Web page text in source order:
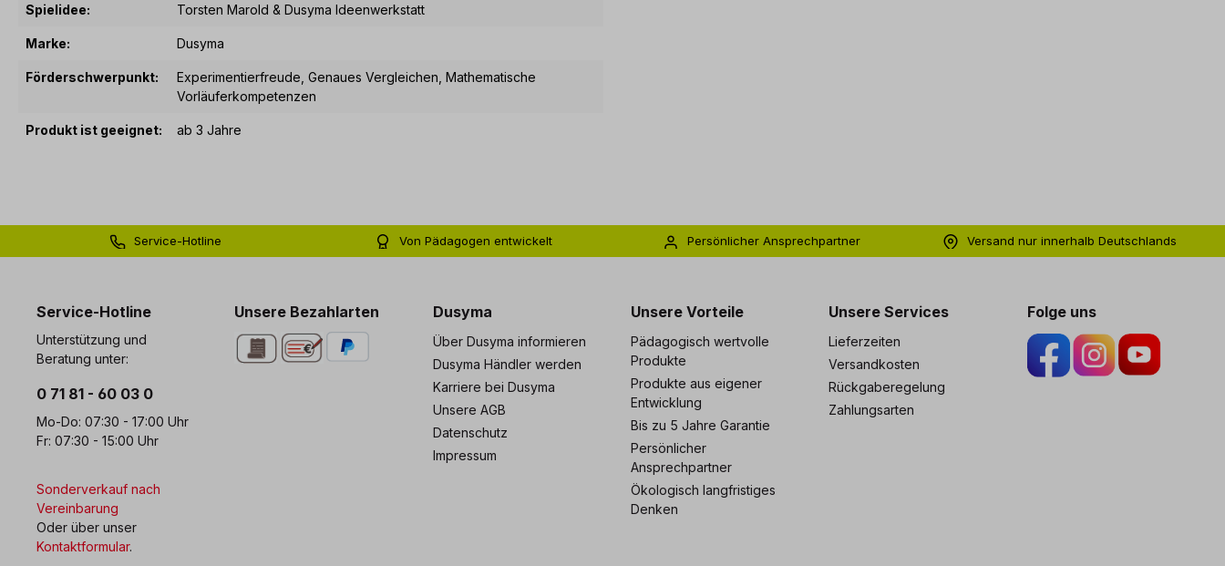
Spielidee: Torsten Marold & Dusyma Ideenwerkstatt
Marke: Dusyma
Förderschwerpunkt: Experimentierfreude , Genaues Vergleichen , Mathematische
Vorläuferkompetenzen
Produkt ist geeignet: ab 3 Jahre
Service-Hotline
Von Pädagogen entwickelt
Persönlicher Ansprechpartner
Versand nur innerhalb Deutschlands
Service-Hotline
Unterstützung und
Beratung unter:
0 71 81 - 60 03 0
Mo-Do: 07:30 - 17:00 Uhr
Fr: 07:30 - 15:00 Uhr
Sonderverkauf nach
Vereinbarung
Oder über unser
Kontaktformular.
Unsere Bezahlarten Dusyma
Über Dusyma informieren
Dusyma Händler werden
Karriere bei Dusyma
Unsere AGB
Datenschutz
Impressum
Unsere Vorteile
Pädagogisch wertvolle
Produkte
Produkte aus eigener
Entwicklung
Bis zu 5 Jahre Garantie
Persönlicher
Ansprechpartner
Ökologisch langfristiges
Denken
Unsere Services
Lieferzeiten
Versandkosten
Rückgaberegelung
Zahlungsarten
Folge uns